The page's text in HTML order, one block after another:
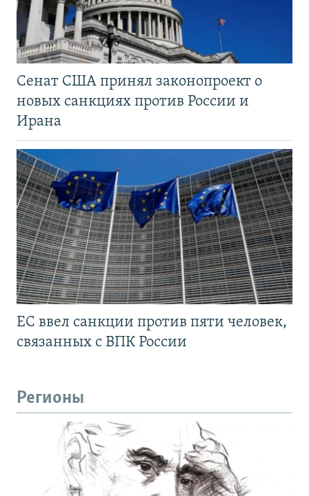
Сенат США принял законопроект о
новых санкциях против России и
Ирана
ЕС ввел санкции против пяти человек,
связанных с ВПК России
Регионы